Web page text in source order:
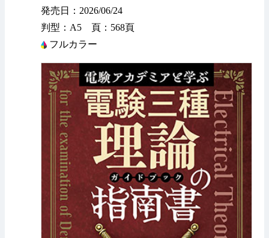
発売日：2026/06/24
判型：A5 頁：568頁
フルカラー